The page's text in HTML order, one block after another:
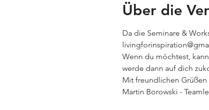
Über die
Da die Seminare &
Wenn du möchtest,
werde dann auf dich
Mit freundlichen Grüßen
Martin Borowski -